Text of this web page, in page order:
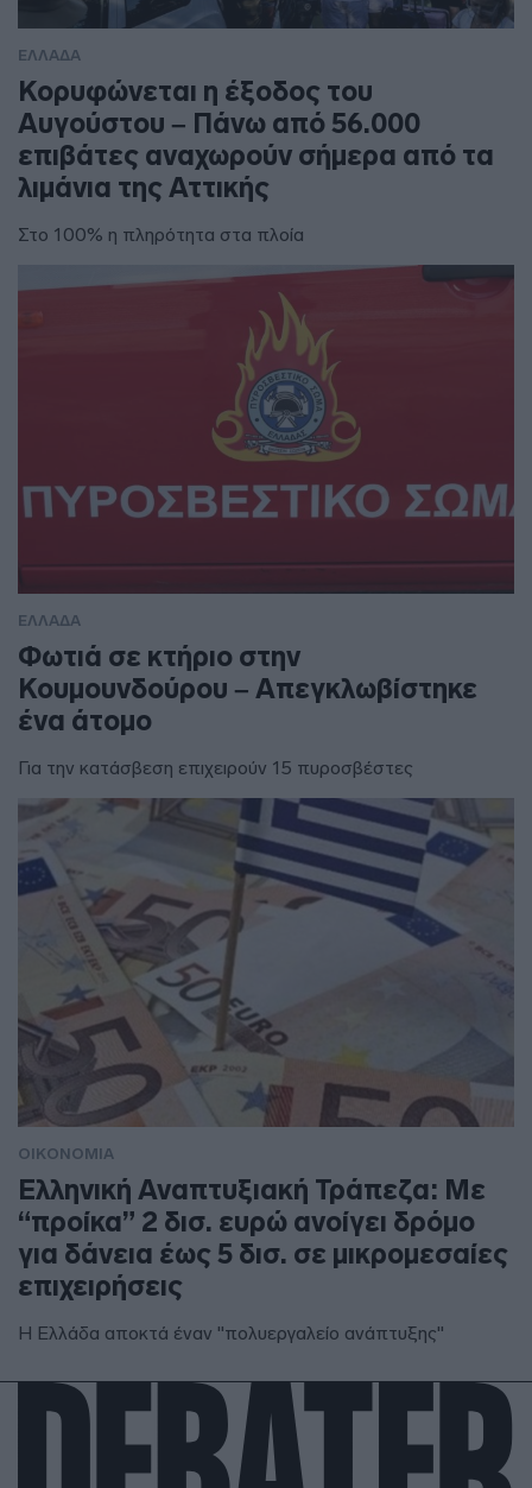
ΕΛΛΑΔΑ
Κορυφώνεται η έξοδος του
Αυγούστου – Πάνω από 56.000
επιβάτες αναχωρούν σήμερα από τα
λιμάνια της Αττικής
Στο 100% η πληρότητα στα πλοία
ΕΛΛΑΔΑ
Φωτιά σε κτήριο στην
Κουμουνδούρου – Απεγκλωβίστηκε
ένα άτομο
Για την κατάσβεση επιχειρούν 15 πυροσβέστες
ΟΙΚΟΝΟΜΙΑ
Ελληνική Αναπτυξιακή Τράπεζα: Με
“προίκα” 2 δισ. ευρώ ανοίγει δρόμο
για δάνεια έως 5 δισ. σε μικρομεσαίες
επιχειρήσεις
Η Ελλάδα αποκτά έναν "πολυεργαλείο ανάπτυξης"